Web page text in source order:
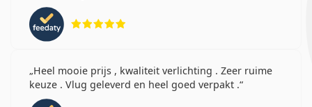
Heel mooie prijs , kwaliteit verlichting . Zeer ruime
keuze . Vlug geleverd en heel goed verpakt .